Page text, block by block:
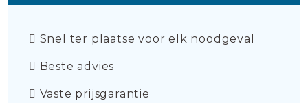
Snel ter plaatse voor elk noodgeval
Beste advies
Vaste prijsgarantie